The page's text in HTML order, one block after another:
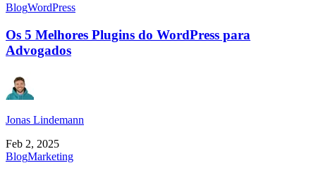
BlogWordPress
Os 5 Melhores Plugins do WordPress para
Advogados
Jonas Lindemann
Feb 2, 2025
BlogMarketing